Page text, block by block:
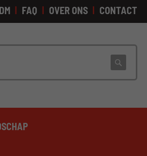
FAQ OVER ONS CONTACT